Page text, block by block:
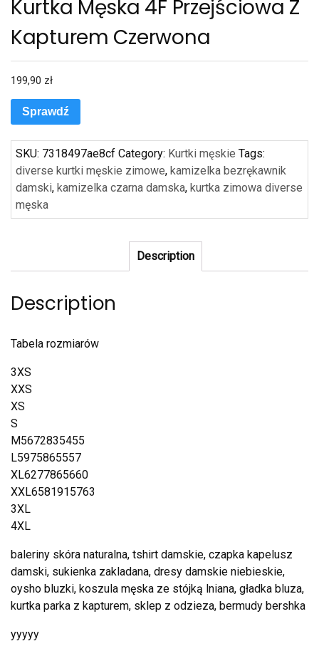
Kurtka Męska 4F Przejściowa Z
Kapturem Czerwona
199,90 zł
Sprawdź
SKU: 7318497ae8cf Category: Kurtki męskie Tags:
diverse kurtki męskie zimowe, kamizelka bezrękawnik
damski, kamizelka czarna damska, kurtka zimowa diverse
męska
Description
Description
Tabela rozmiarów
3XS
XXS
XS
S
M5672835455
L5975865557
XL6277865660
XXL6581915763
3XL
4XL
baleriny skóra naturalna, tshirt damskie, czapka kapelusz
damski, sukienka zakladana, dresy damskie niebieskie,
oysho bluzki, koszula męska ze stójką lniana, gładka bluza,
kurtka parka z kapturem, sklep z odzieza, bermudy bershka
yyyyy